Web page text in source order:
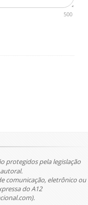
500
protegidos pela legislação
comunicação, eletrônico ou
do A12